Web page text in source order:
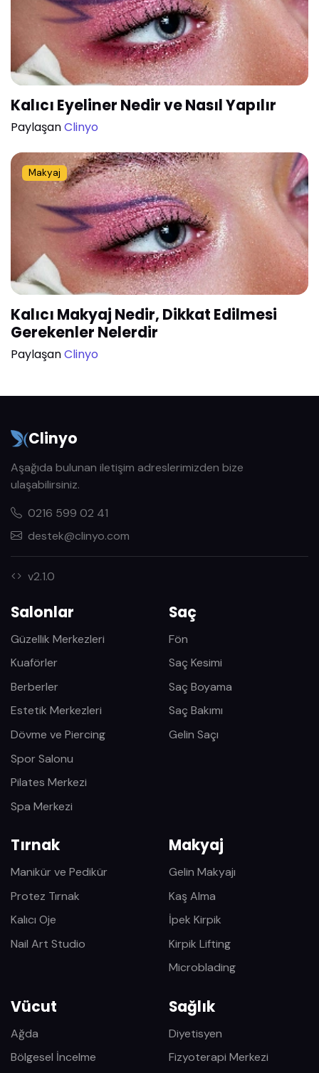
Kalıcı Eyeliner Nedir ve Nasıl Yapılır
PaylaşanClinyo
Makyaj
Kalıcı Makyaj Nedir, Dikkat Edilmesi
Gerekenler Nelerdir
PaylaşanClinyo
Clinyo
Aşağıda bulunan iletişim adreslerimizden bize
ulaşabilirsiniz.
0216 599 02 41
destek@clinyo.com
v2.1.0
Salonlar
Güzellik Merkezleri
Kuaförler
Berberler
Estetik Merkezleri
Dövme ve Piercing
Spor Salonu
Pilates Merkezi
Spa Merkezi
Saç
Fön
Saç Kesimi
Saç Boyama
Saç Bakımı
Gelin Saçı
Tırnak
Manikür ve Pedikür
Protez Tırnak
Kalıcı Oje
Nail Art Studio
Makyaj
Gelin Makyajı
Kaş Alma
İpek Kirpik
Kirpik Lifting
Microblading
Vücut
Ağda
Bölgesel İncelme
Sağlık
Diyetisyen
Fizyoterapi Merkezi